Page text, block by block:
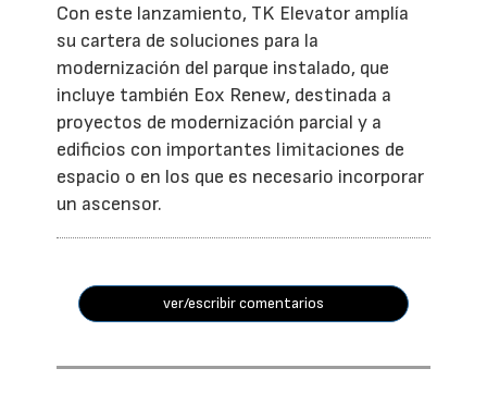
Con este lanzamiento, TK Elevator amplía
su cartera de soluciones para la
modernización del parque instalado, que
incluye también Eox Renew, destinada a
proyectos de modernización parcial y a
edificios con importantes limitaciones de
espacio o en los que es necesario incorporar
un ascensor.
ver/escribir comentarios